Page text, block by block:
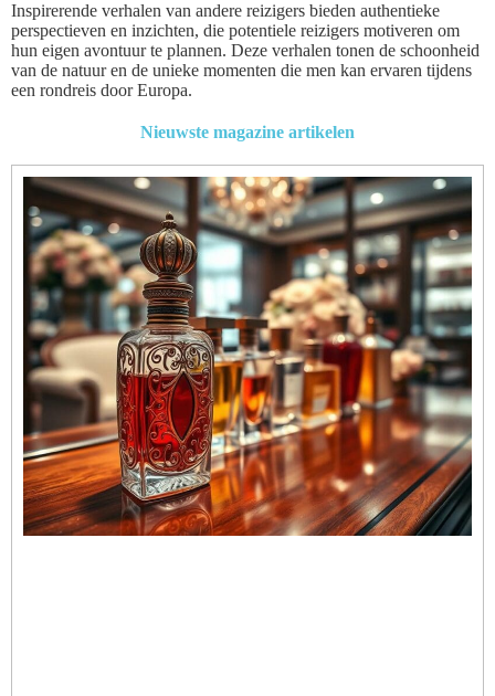
Inspirerende verhalen van andere reizigers bieden authentieke
perspectieven en inzichten, die potentiele reizigers motiveren om
hun eigen avontuur te plannen. Deze verhalen tonen de schoonheid
van de natuur en de unieke momenten die men kan ervaren tijdens
een rondreis door Europa.
Nieuwste magazine artikelen